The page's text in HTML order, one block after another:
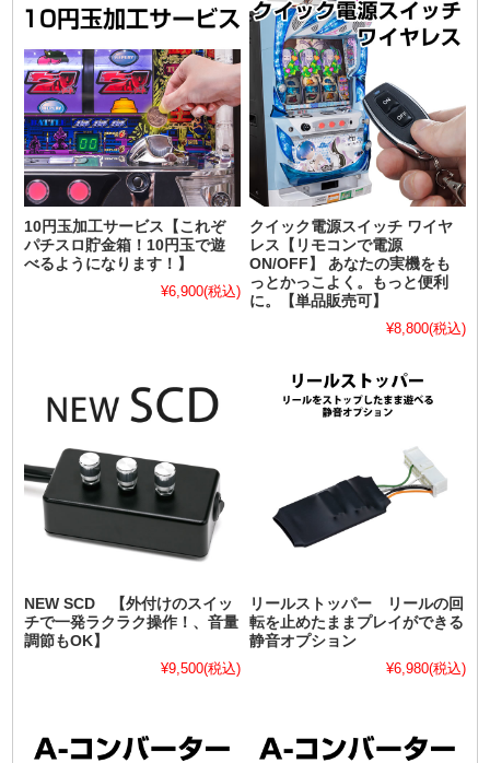
10円玉加工サービス【これぞ
パチスロ貯金箱！10円玉で遊
べるようになります！】
¥6,900(税込)
クイック電源スイッチ ワイヤ
レス【リモコンで電源
ON/OFF】 あなたの実機をも
っとかっこよく。もっと便利
に。【単品販売可】
¥8,800(税込)
NEW SCD 【外付けのスイッ
チで一発ラクラク操作！、音量
調節もOK】
¥9,500(税込)
リールストッパー リールの回
転を止めたままプレイができる
静音オプション
¥6,980(税込)